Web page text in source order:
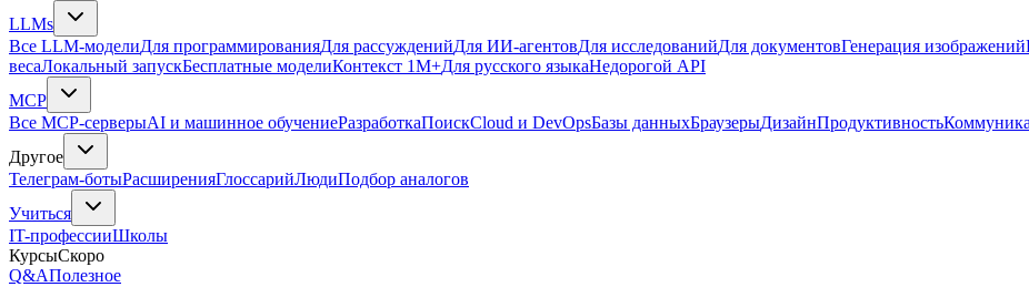
LLMs
Все LLM-моделиДля программированияДля рассужденийДля ИИ-агентовДля исследованийДля документовГенерация изображений
весаЛокальный запускБесплатные моделиКонтекст 1M+Для русского языкаНедорогой API
MCP
Все MCP-серверыAI и машинное обучениеРазработкаПоискCloud и DevOpsБазы данныхБраузерыДизайнПродуктивность
Другое
Телеграм-ботыРасширенияГлоссарийЛюдиПодбор аналогов
Учиться
IT-профессииШколы
КурсыСкоро
Q&AПолезное